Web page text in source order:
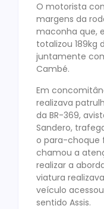
O motorista
margens da
maconha que,
totalizou 189kg
juntamente
Cambé.
Em
realizava
da BR-369,
Sandero,
o para-choque
chamou a
realizar a
viatura
veículo
sentido Assis.